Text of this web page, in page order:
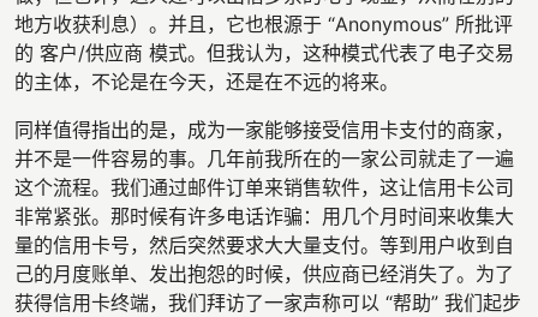
地方收获利息）。并且，它也根源于 “Anonymous” 所批评
的 客户/供应商 模式。但我认为，这种模式代表了电子交易
的主体，不论是在今天，还是在不远的将来。
同样值得指出的是，成为一家能够接受信用卡支付的商家，
并不是一件容易的事。几年前我所在的一家公司就走了一遍
这个流程。我们通过邮件订单来销售软件，这让信用卡公司
非常紧张。那时候有许多电话诈骗：用几个月时间来收集大
量的信用卡号，然后突然要求大大量支付。等到用户收到自
己的月度账单、发出抱怨的时候，供应商已经消失了。为了
获得信用卡终端，我们拜访了一家声称可以 “帮助” 我们起步